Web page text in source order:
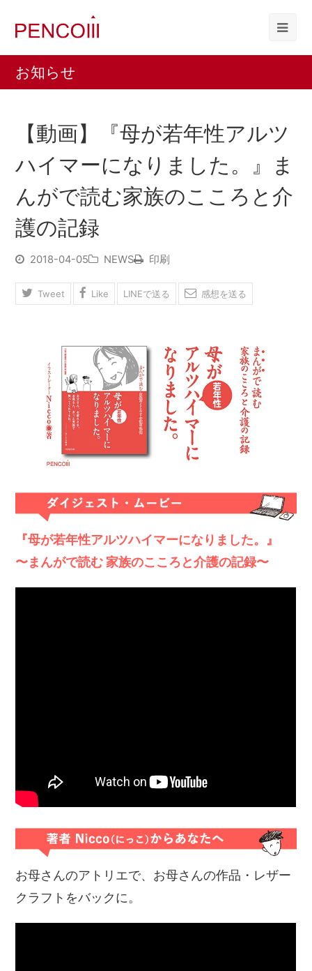
お知らせ
【動画】『母が若年性アルツ
ハイマーになりました。』ま
んがで読む家族のこころと介
護の記録
2018-04-05 NEWS 印刷
Tweet Like LINEで送る 感想を送る
『母が若年性アルツハイマーになりました。』
〜まんがで読む 家族のこころと介護の記録〜
お母さんのアトリエで、お母さんの作品・レザー
クラフトをバックに。